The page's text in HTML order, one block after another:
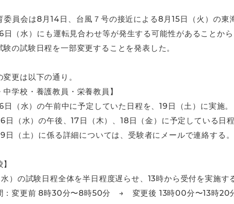
委員会は8月14日、台風７号の接近による8月15日（火）の
日（水）にも運転見合わせ等が発生する可能性があることか
験の試験日程を一部変更することを発表した。
更は以下の通り。
中学校・養護教員・栄養教員】
日（水）の午前中に予定していた日程を、19日（土）に実施。
日（水）の午後、17日（木）、18日（金）に予定している日
日（土）に係る詳細については、受験者にメールで連絡する。
）の試験日程全体を半日程度遅らせ、13時から受付を実施す
：変更前 8時30分〜8時50分 → 変更後 13時00分〜13時20